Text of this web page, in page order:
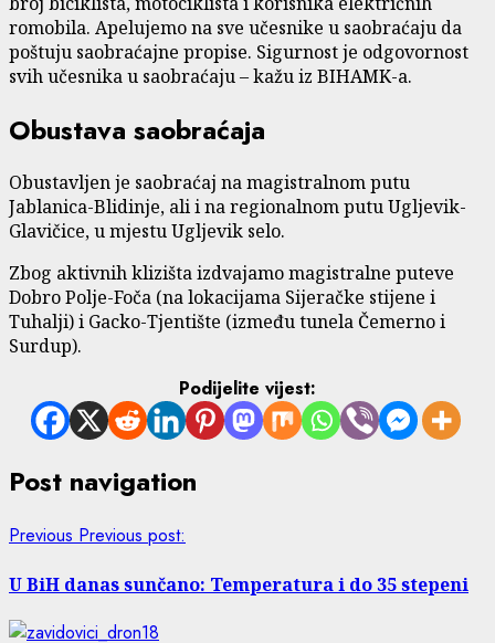
romobila. Apelujemo na sve učesnike u saobraćaju da
poštuju saobraćajne propise. Sigurnost je odgovornost
svih učesnika u saobraćaju – kažu iz BIHAMK-a.
Obustava saobraćaja
Obustavljen je saobraćaj na magistralnom putu
Jablanica-Blidinje, ali i na regionalnom putu Ugljevik-
Glavičice, u mjestu Ugljevik selo.
Zbog aktivnih klizišta izdvajamo magistralne puteve
Dobro Polje-Foča (na lokacijama Sijeračke stijene i
Tuhalji) i Gacko-Tjentište (između tunela Čemerno i
Surdup).
Podijelite vijest:
Post navigation
Previous Previous post:
U BiH danas sunčano: Temperatura i do 35 stepeni